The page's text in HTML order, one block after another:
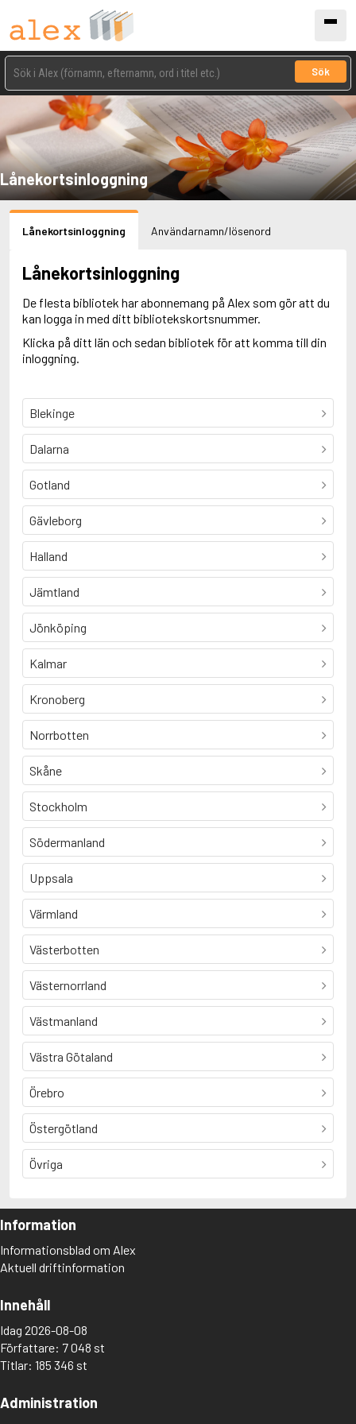
Sök
Lånekortsinloggning
Lånekortsinloggning Användarnamn/lösenord
Lånekortsinloggning
De flesta bibliotek har abonnemang på Alex som gör att du
kan logga in med ditt bibliotekskortsnummer.
Klicka på ditt län och sedan bibliotek för att komma till din
inloggning.
Blekinge
Dalarna
Gotland
Gävleborg
Halland
Jämtland
Jönköping
Kalmar
Kronoberg
Norrbotten
Skåne
Stockholm
Södermanland
Uppsala
Värmland
Västerbotten
Västernorrland
Västmanland
Västra Götaland
Örebro
Östergötland
Övriga
Information
Informationsblad om Alex
Aktuell driftinformation
Innehåll
Idag 2026-08-08
Författare: 7 048 st
Titlar: 185 346 st
Administration